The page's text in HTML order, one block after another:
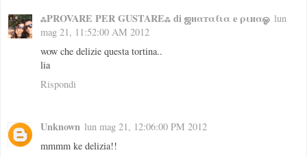
ஃPROVARE PER GUSTAREஃ di ஜиαтαℓια e ριиαஓ lun
mag 21, 11:52:00 AM 2012
wow che delizie questa tortina..
lia
Rispondi
Unknown lun mag 21, 12:06:00 PM 2012
mmmm ke delizia!!